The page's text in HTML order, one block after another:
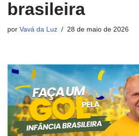
brasileira
por Vavá da Luz 28 de maio de 2026